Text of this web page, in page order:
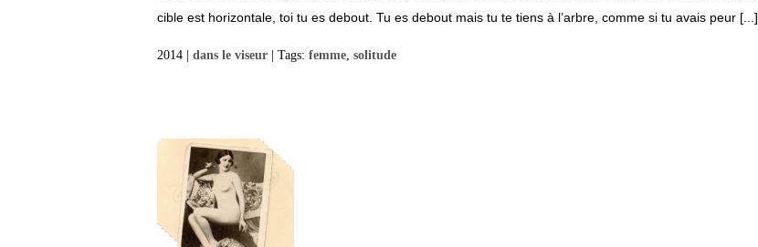
cible est horizontale, toi tu es debout. Tu es debout mais tu te tiens à l’arbre, comme si tu avais peur [...]
2014 | dans le viseur | Tags: femme solitude